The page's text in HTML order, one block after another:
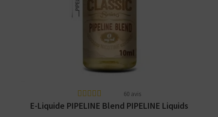
Arômes : blond, vanille, noisette. PIPELINE
Classic Series. E-liquide disponible en 10 et
60 avis
E-Liquide PIPELINE Blend PIPELINE Liquids